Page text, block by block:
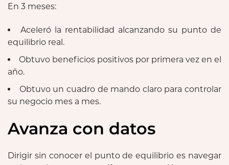
En 3 meses:
Aceleró la rentabilidad alcanzando su punto de
equilibrio real.
Obtuvo beneficios positivos por primera vez en el
año.
Obtuvo un cuadro de mando claro para controlar
su negocio mes a mes.
Avanza con datos
Dirigir sin conocer el punto de equilibrio es navegar